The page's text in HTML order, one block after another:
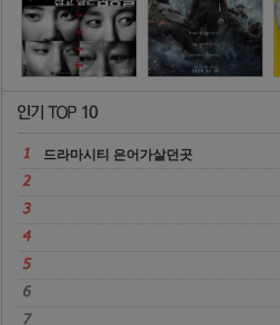
다운로드컨트롤러수동설치
드라마시티 은어가살던곳